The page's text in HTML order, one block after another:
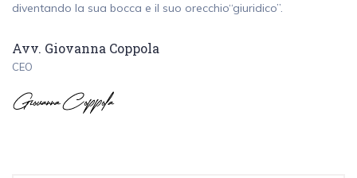
diventando la sua bocca e il suo orecchio“giuridico”.
Avv. Giovanna Coppola
CEO